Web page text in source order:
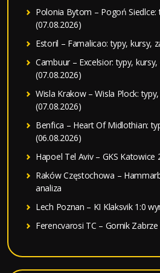
Polonia Bytom – Pogoń Siedlce:
(07.08.2026)
Estoril – Famalicao: typy, kursy,
Cambuur – Excelsior: typy,
(07.08.2026)
Wisla Krakow – Wisla Plock:
(07.08.2026)
Benfica – Heart Of Midlothian:
(06.08.2026)
Hapoel Tel Aviv – GKS Katowice
Raków Częstochowa –
analiza
Lech Poznan – KI Klaksvik 1:0
Ferencvarosi TC – Gornik